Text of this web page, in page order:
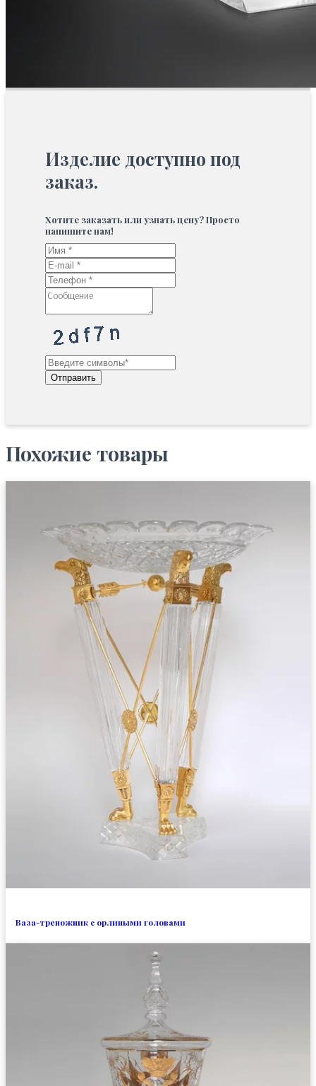
Изделие доступно под
заказ.
Хотите заказать или узнать цену? Просто
напишите нам!
Отправить
Похожие товары
Ваза-треножник с орлиными головами